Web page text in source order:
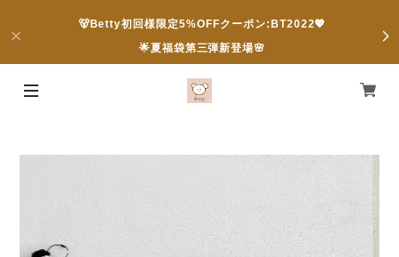
🐻Betty初回様限定5%OFFクーポン:BT2022💖
🌟夏福袋第三弾新登場🌸